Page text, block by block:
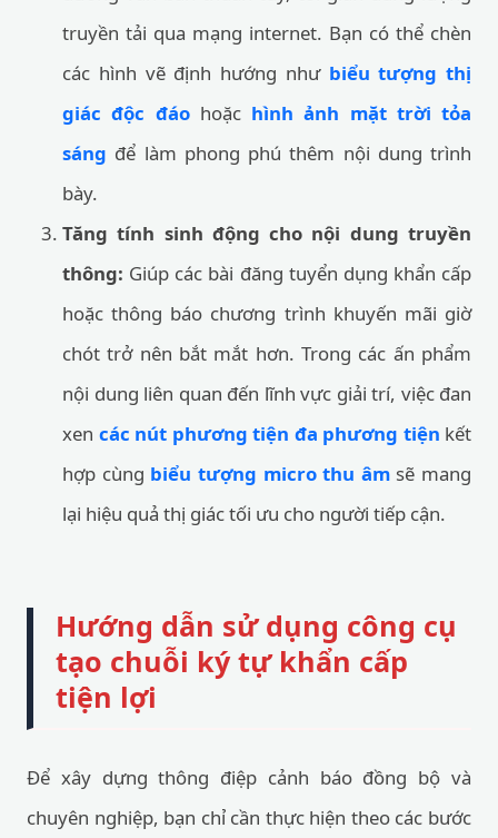
truyền tải qua mạng internet. Bạn có thể chèn
các hình vẽ định hướng như biểu tượng thị
giác độc đáohoặc hình ảnh mặt trời tỏa
sáng để làm phong phú thêm nội dung trình
bày.
Tăng tính sinh động cho nội dung truyền
thông: Giúp các bài đăng tuyển dụng khẩn cấp
hoặc thông báo chương trình khuyến mãi giờ
chót trở nên bắt mắt hơn. Trong các ấn phẩm
nội dung liên quan đến lĩnh vực giải trí, việc đan
xen các nút phương tiện đa phương tiện kết
hợp cùng biểu tượng micro thu âmsẽ mang
lại hiệu quả thị giác tối ưu cho người tiếp cận.
Hướng dẫn sử dụng công cụ
tạo chuỗi ký tự khẩn cấp
tiện lợi
Để xây dựng thông điệp cảnh báo đồng bộ và
chuyên nghiệp, bạn chỉ cần thực hiện theo các bước